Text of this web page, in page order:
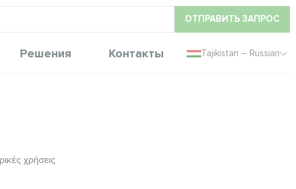
ОТПРАВИТЬ ЗАПРОС
Решения Контакты Tajikistan – Russian
χρήσεις